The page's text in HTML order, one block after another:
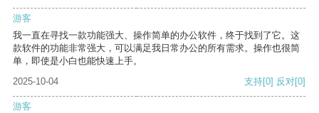
游客
我一直在寻找一款功能强大、操作简单的办公软件，终于找到了它。这
款软件的功能非常强大，可以满足我日常办公的所有需求。操作也很简
单，即使是小白也能快速上手。
2025-10-04
支持[0] 反对[0]
游客